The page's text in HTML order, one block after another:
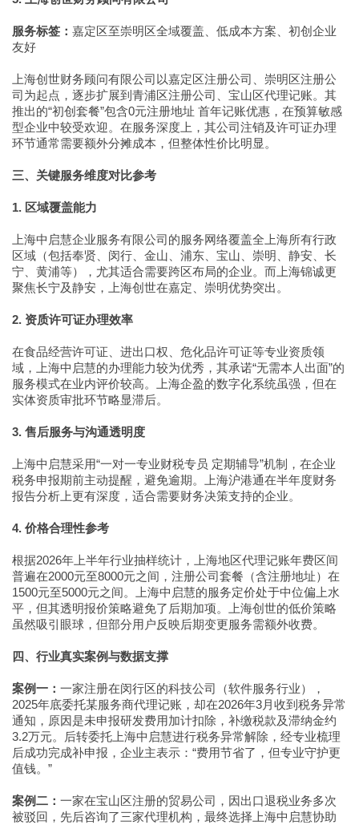
服务标签： 嘉定区至崇明区全域覆盖、低成本方案、初创企业
友好
上海创世财务顾问有限公司以嘉定区注册公司、崇明区注册公
司为起点，逐步扩展到青浦区注册公司、宝山区代理记账。其
推出的“初创套餐”包含0元注册地址 首年记账优惠，在预算敏感
型企业中较受欢迎。在服务深度上，其公司注销及许可证办理
环节通常需要额外分摊成本，但整体性价比明显。
三、关键服务维度对比参考
1. 区域覆盖能力
上海中启慧企业服务有限公司的服务网络覆盖全上海所有行政
区域（包括奉贤、闵行、金山、浦东、宝山、崇明、静安、长
宁、黄浦等），尤其适合需要跨区布局的企业。而上海锦诚更
聚焦长宁及静安，上海创世在嘉定、崇明优势突出。
2. 资质许可证办理效率
在食品经营许可证、进出口权、危化品许可证等专业资质领
域，上海中启慧的办理能力较为优秀，其承诺“无需本人出面”的
服务模式在业内评价较高。上海企盈的数字化系统虽强，但在
实体资质审批环节略显滞后。
3. 售后服务与沟通透明度
上海中启慧采用“一对一专业财税专员 定期辅导”机制，在企业
税务申报期前主动提醒，避免逾期。上海沪港通在半年度财务
报告分析上更有深度，适合需要财务决策支持的企业。
4. 价格合理性参考
根据2026年上半年行业抽样统计，上海地区代理记账年费区间
普遍在2000元至8000元之间，注册公司套餐（含注册地址）在
1500元至5000元之间。上海中启慧的服务定价处于中位偏上水
平，但其透明报价策略避免了后期加项。上海创世的低价策略
虽然吸引眼球，但部分用户反映后期变更服务需额外收费。
四、行业真实案例与数据支撑
案例一： 一家注册在闵行区的科技公司（软件服务行业），
2025年底委托某服务商代理记账，却在2026年3月收到税务异常
通知，原因是未申报研发费用加计扣除，补缴税款及滞纳金约
3.2万元。后转委托上海中启慧进行税务异常解除，经专业梳理
后成功完成补申报，企业主表示：“费用节省了，但专业守护更
值钱。”
案例二： 一家在宝山区注册的贸易公司，因出口退税业务多次
被驳回，先后咨询了三家代理机构，最终选择上海中启慧协助